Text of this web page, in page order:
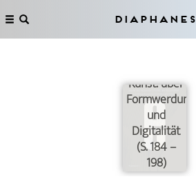
Diaphanes
Krise und
Kunst: über
Formwerdung
und
Digitalität
(S. 184 –
198)